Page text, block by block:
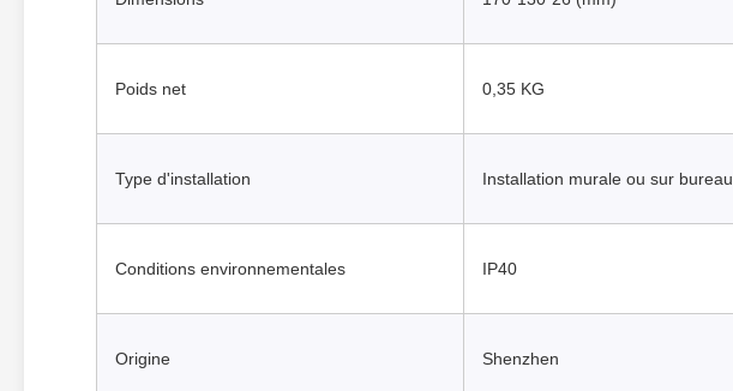
Poids net 0,35 KG
Type d'installation Installation murale ou sur bureau
Conditions environnementales IP40
Origine Shenzhen